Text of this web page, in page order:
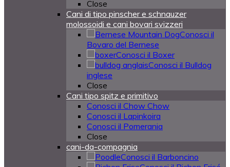
Close
Cani di tipo pinscher e schnauzer
molossoidi e cani bovari svizzeri
Conosci il
Bovaro del Bernese
Conosci il Boxer
Conosci il Bulldog
inglese
Close
Cani tipo spitz e primitivo
Conosci il Chow Chow
Conosci il Lapinkoira
Conosci il Pomerania
Close
cani-da-compagnia
Conosci il Barboncino